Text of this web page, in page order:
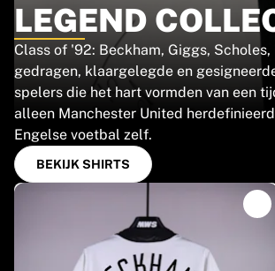
Fenerbahçe Basketbal
Slovenië
Virtus Bologna
Guerri Napoli
Andere sporten
Wielrennen
Team Visma | Lease a bike
Soudal Quick Step
Netcompany INEOS
Bekijk alles over wielrennen
LEGEND
Class of '92: Beckham, Giggs, Scholes,
gedragen, klaargelegde en
spelers die het hart vormden van een
alleen Manchester United
Engelse voetbal zelf.
BEKIJK SHIRTS